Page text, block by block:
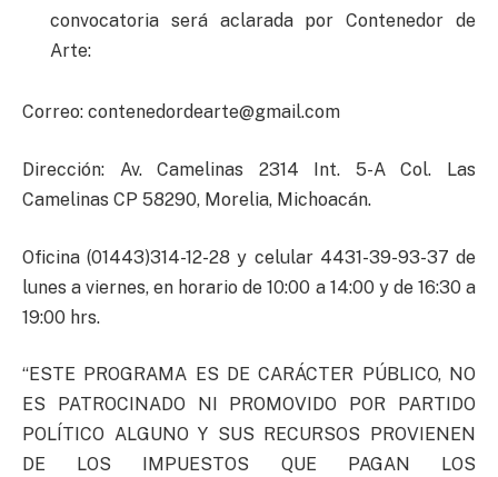
convocatoria será aclarada por Contenedor de
Arte:
Correo: contenedordearte@gmail.com
Dirección: Av. Camelinas 2314 Int. 5-A Col. Las
Camelinas CP 58290, Morelia, Michoacán.
Oficina (01443)314-12-28 y celular 4431-39-93-37 de
lunes a viernes, en horario de 10:00 a 14:00 y de 16:30 a
19:00 hrs.
“ESTE PROGRAMA ES DE CARÁCTER PÚBLICO, NO
ES PATROCINADO NI PROMOVIDO POR PARTIDO
POLÍTICO ALGUNO Y SUS RECURSOS PROVIENEN
DE LOS IMPUESTOS QUE PAGAN LOS